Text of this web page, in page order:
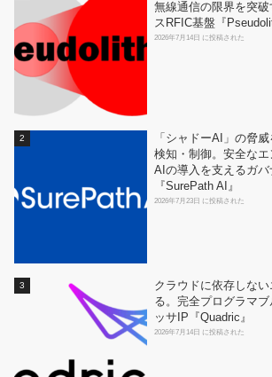
無線通信の限界を突
スRFIC基盤『
2026年7月14日 に投稿された
「シャドーAI」の脅
検知・制御。安全な
AIの導入を支えるガ
『SurePath AI』
2026年7月23日 に投稿された
クラウドに依存しな
る。完全プログラマ
ッサIP『Quadric』
2026年7月14日 に投稿された